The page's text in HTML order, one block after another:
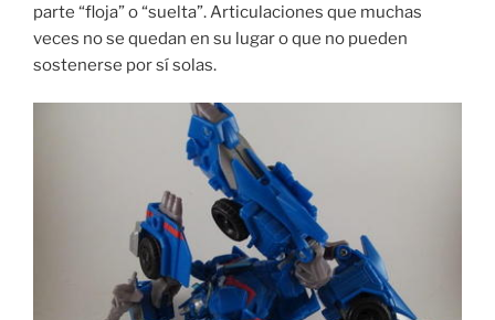
parte “floja” o “suelta”. Articulaciones que muchas
veces no se quedan en su lugar o que no pueden
sostenerse por sí solas.